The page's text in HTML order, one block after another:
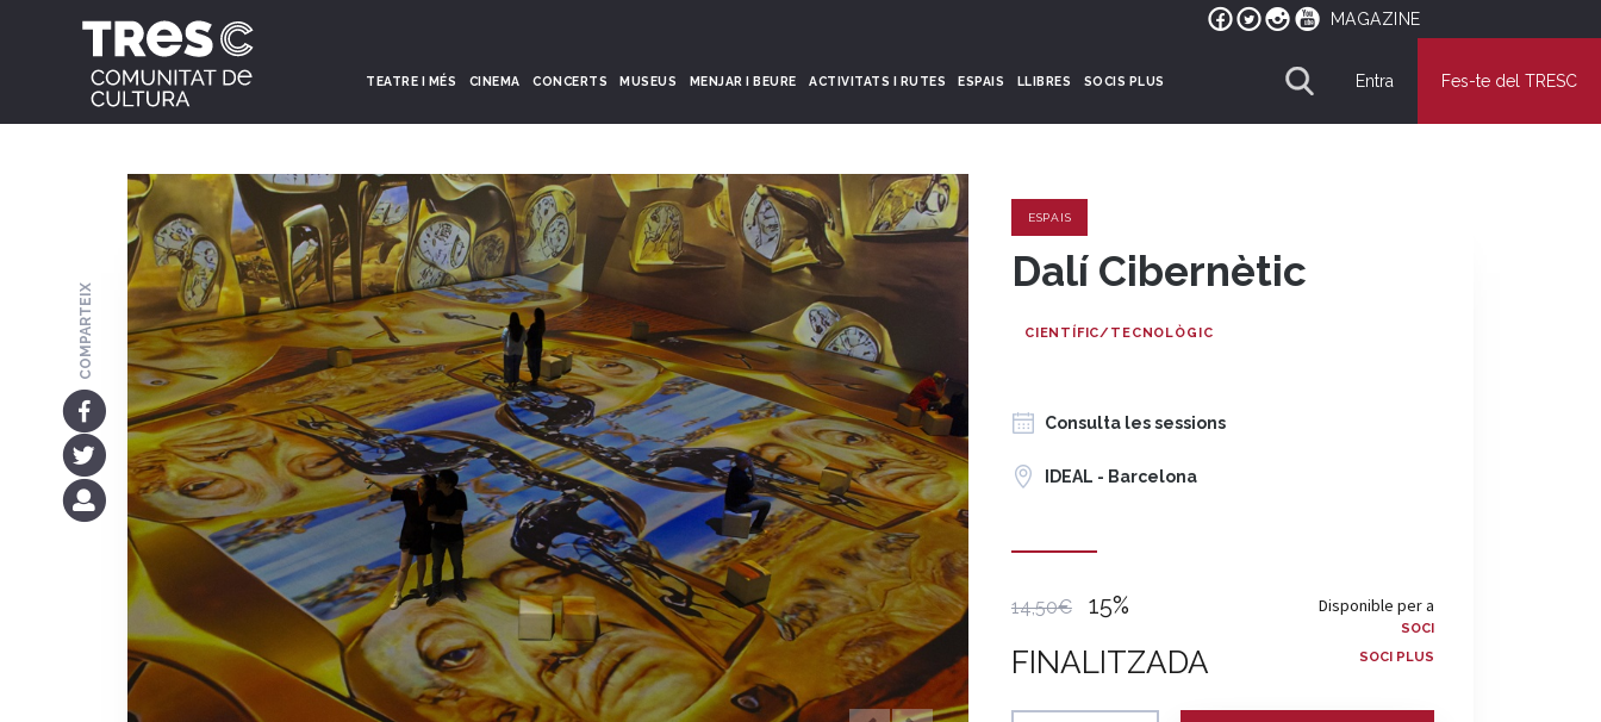
MAGAZINE
TEATRE I MÉS CINEMA CONCERTS MUSEUS MENJAR I BEURE ACTIVITATS I RUTES ESPAIS LLIBRES SOCIS PLUS Entra Fes-te del TRESC
ESPAIS
Dalí Cibernètic
CIENTÍFIC/TECNOLÒGIC
Consulta les sessions
IDEAL - Barcelona
14,50€ 15%
FINALITZADA
Disponible per a
SOCI
SOCI PLUS
COMPARTEIX